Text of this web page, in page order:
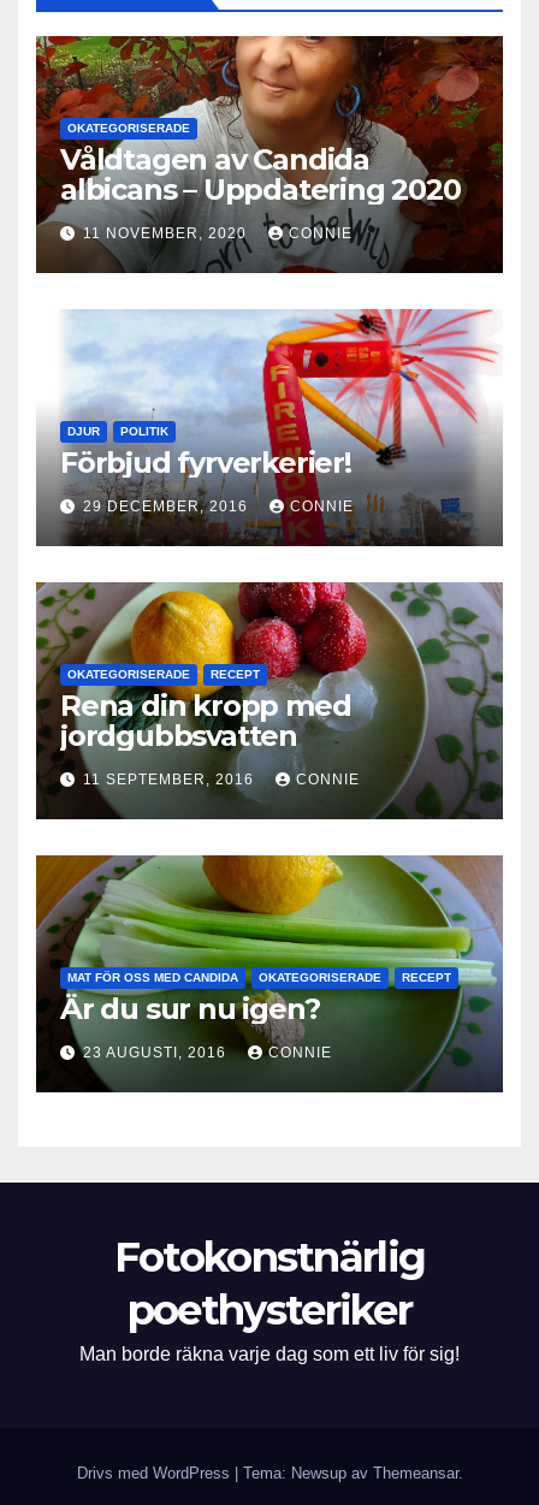
OKATEGORISERADE
Våldtagen av Candida
albicans – Uppdatering 2020
11 NOVEMBER, 2020 CONNIE
DJUR POLITIK
Förbjud fyrverkerier!
29 DECEMBER, 2016 CONNIE
OKATEGORISERADE RECEPT
Rena din kropp med
jordgubbsvatten
11 SEPTEMBER, 2016 CONNIE
MAT FÖR OSS MED CANDIDA OKATEGORISERADE RECEPT
Är du sur nu igen?
23 AUGUSTI, 2016 CONNIE
Fotokonstnärlig
poethysteriker
Man borde räkna varje dag som ett liv för sig!
Drivs med WordPress Tema: Newsup av Themeansar.